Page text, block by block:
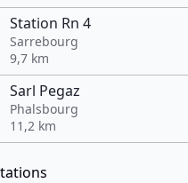
Station Rn 4
Sarrebourg
9,7 km
Sarl Pegaz
Phalsbourg
11,2 km